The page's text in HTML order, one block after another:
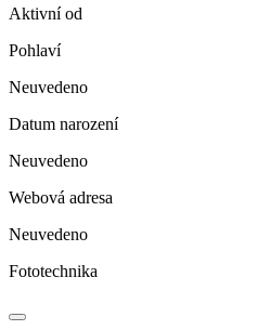
Aktivní od
Pohlaví
Neuvedeno
Datum narození
Neuvedeno
Webová adresa
Neuvedeno
Fototechnika